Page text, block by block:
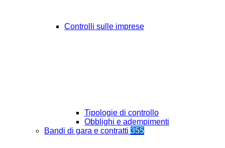
Controlli sulle imprese
Tipologie di controllo
Obblighi e adempimenti
Bandi di gara e contratti 355